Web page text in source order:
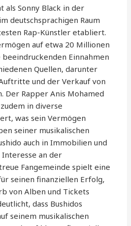
als Sonny Black in der
deutschsprachigen Raum
Rap-Künstler etabliert.
auf etwa 20 Millionen
beeindruckenden Einnahmen
Quellen, darunter
und der Verkauf von
Der Rapper Anis Mohamed
in diverse
was sein Vermögen
seiner musikalischen
auch in Immobilien und
Interesse an der
Fangemeinde spielt eine
seinen finanziellen Erfolg,
von Alben und Tickets
dass Bushidos
seinem musikalischen